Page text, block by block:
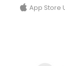
App Store